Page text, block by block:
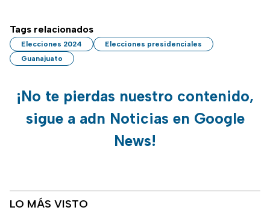
Tags relacionados
Elecciones 2024
Elecciones presidenciales
Guanajuato
¡No te pierdas nuestro contenido,
sigue a adn Noticias en Google
News!
LO MÁS VISTO